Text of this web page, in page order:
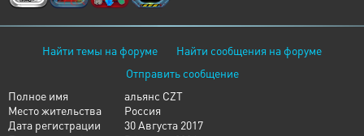
Найти темы на форуме
Найти сообщения на форуме
Отправить сообщение
Полное имя
альянс CZT
Место жительства
Россия
Дата регистрации
30 Августа 2017